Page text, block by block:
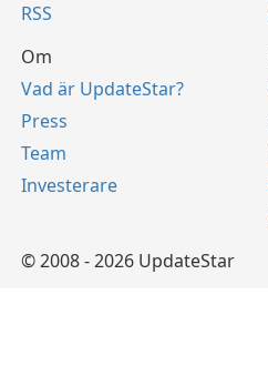
RSS
Om
Vad är UpdateStar?
Press
Team
Investerare
© 2008 - 2026 UpdateStar